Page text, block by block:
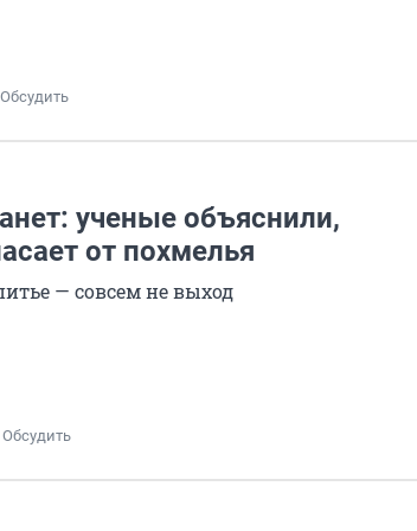
Обсудить
ученые объяснили,
от похмелья
— совсем не выход
Обсудить